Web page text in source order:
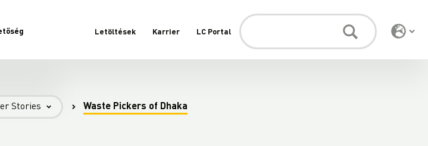
Letöltések Karrier LC Portal
Stories
Stories - Waste Pickers of Dhaka